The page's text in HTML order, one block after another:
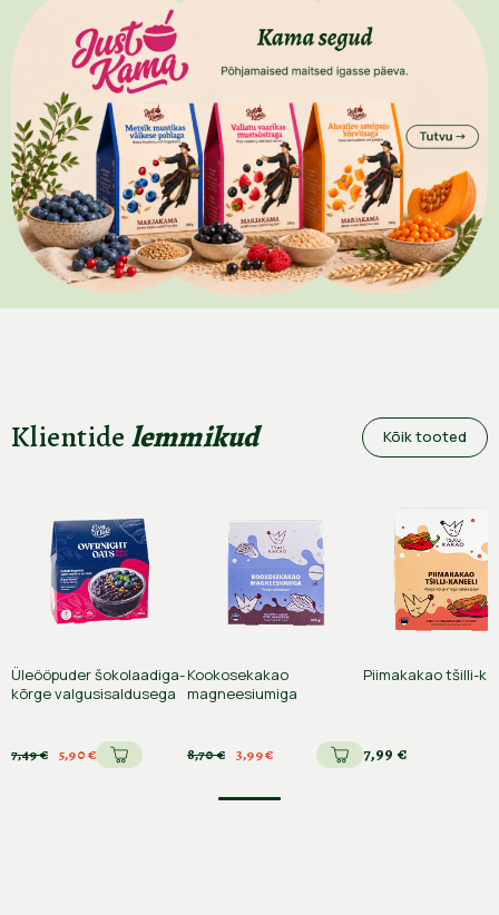
Klientide lemmikud Kõik tooted
Üleööpuder šokolaadiga-
kõrge valgusisaldusega
7,49 € 5,90 €
Kookosekakao
magneesiumiga
8,70 € 3,99 €
Piimakakao tšilli-
7,99 €